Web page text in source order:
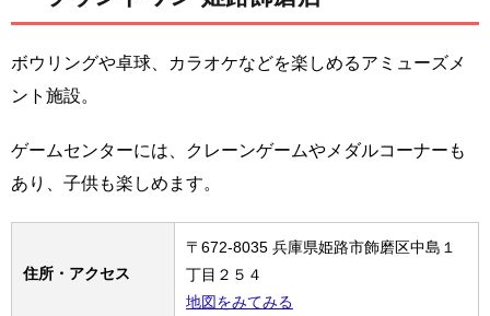
ボウリングや卓球、カラオケなどを楽しめるアミューズメ
ント施設。
ゲームセンターには、クレーンゲームやメダルコーナーも
あり、子供も楽しめます。
住所・アクセス
〒672-8035 兵庫県姫路市飾磨区中島１
丁目２５４
地図をみてみる